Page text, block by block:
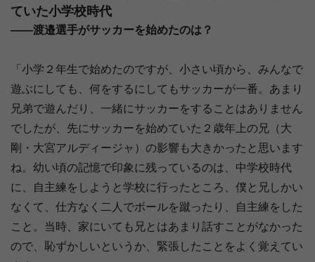
ていた小学校時代
――渡邉選手がサッカーを始めたのは？
「小学２年生で始めたのですが、小さい頃から、みんなで
遊ぶにしても、何をするにしてもサッカーが一番。あまり
兄弟で遊んだり、一緒にサッカーをすることはありません
でしたが、先にサッカーを始めていた２歳年上の兄（大
剛・大宮アルディージャ）の影響も大きかったと思います
ね。幼い頃の記憶で印象に残っているのは、中学校時代
に、自主練をしようと学校に行ったところ、僕と兄しかい
なくて、仕方なく二人でボールを蹴ったり、自主練をした
こと。当時、家にいても兄とはあまり話すことがなかった
ので、恥ずかしいというか、緊張したことをよく覚えてい